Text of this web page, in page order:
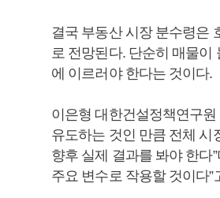
결국 부동산 시장 분수령은
로 전망된다. 단순히 매물이
에 이르러야 한다는 것이다.
이은형 대한건설정책연구
유도하는 것인 만큼 전체 시
향후 실제 결과를 봐야 한다
주요 변수로 작용할 것이다